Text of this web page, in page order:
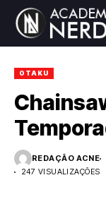
OTAKU
REDAÇÃO ACNE
247 VISUALIZAÇÕES